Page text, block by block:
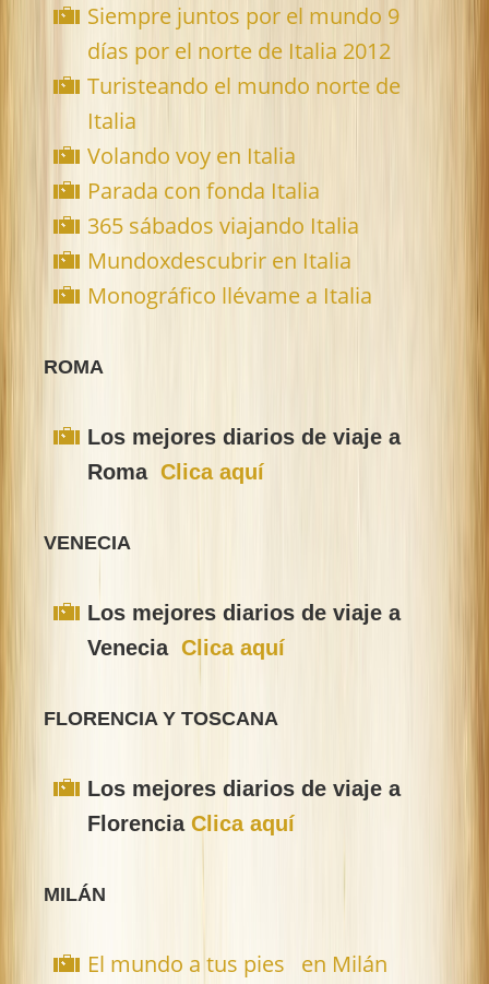
Siempre juntos por el mundo 9
días por el norte de Italia 2012
Turisteando el mundo norte de
Italia
Volando voy en Italia
Parada con fonda Italia
365 sábados viajando Italia
Mundoxdescubrir en Italia
Monográfico llévame a Italia
ROMA
Los mejores diarios de viaje a
Roma Clica aquí
VENECIA
Los mejores diarios de viaje a
Venecia Clica aquí
FLORENCIA Y TOSCANA
Los mejores diarios de viaje a
FlorenciaClica aquí
MILÁN
El mundo a tus pies en Milán